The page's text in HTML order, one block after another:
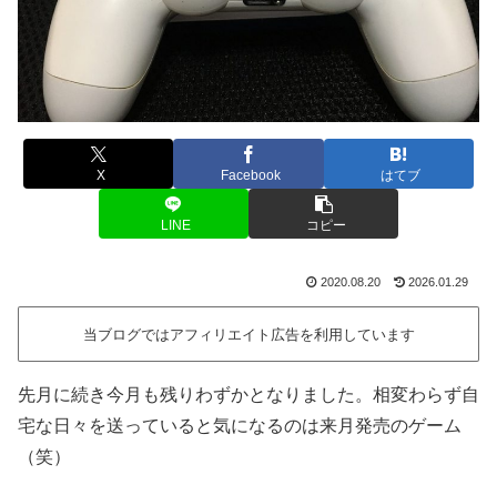
X Facebook はてブ
LINE コピー
2020.08.20 2026.01.29
当ブログではアフィリエイト広告を利用しています
先月に続き今月も残りわずかとなりました。相変わらず自
宅な日々を送っていると気になるのは来月発売のゲーム
（笑）